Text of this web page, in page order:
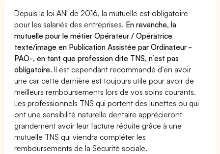
Depuis la loi ANI de 2016, la mutuelle est obligatoire
pour les salariés des entreprises. En revanche, la
mutuelle pour le métier Opérateur / Opératrice
texte/image en Publication Assistée par Ordinateur -
PAO-, en tant que profession dite TNS, n’est pas
obligatoire.Il est cependant recommandé d’en avoir
une car cette dernière est toujours utile pour avoir de
meilleurs remboursements lors de vos soins courants.
Les professionnels TNS qui portent des lunettes ou qui
ont une sensibilité naturelle dentaire apprécieront
grandement avoir leur facture réduite grâce à une
mutuelle TNS qui viendra compléter les
remboursements de la Sécurité sociale.